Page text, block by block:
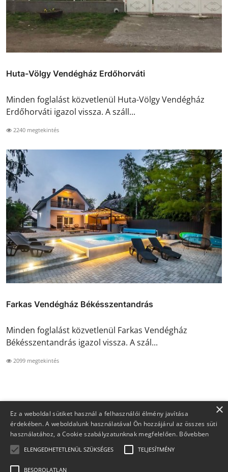
Huta-Völgy Vendégház Erdőhorváti
Minden foglalást közvetlenül Huta-Völgy Vendégház
Erdőhorváti igazol vissza. A száll...
2240 megtekintés
Farkas Vendégház Békésszentandrás
Minden foglalást közvetlenül Farkas Vendégház
Békésszentandrás igazol vissza. A szál...
2099 megtekintés
×
Ez a weboldal sütiket használ a felhasználói élmény javítása
érdekében. A weboldalunk használatával Ön hozzájárul az összes süti
használatához, a Cookie szabályzatunknak megfelelően. Bővebben
ELENGEDHETETLENÜL SZÜKSÉGES TELJESÍTMÉNY
BESOROLATLAN